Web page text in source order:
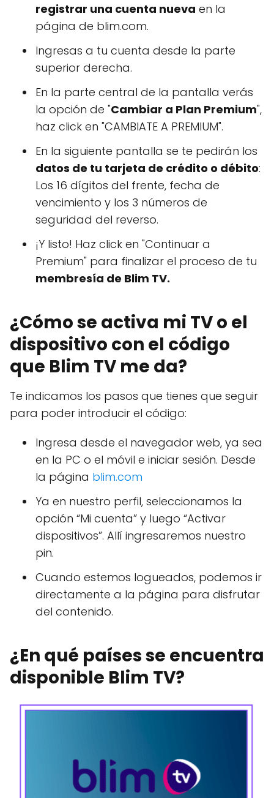
registrar una cuenta nueva en la
página de blim.com.
Ingresas a tu cuenta desde la parte
superior derecha.
En la parte central de la pantalla verás
la opción de "Cambiar a Plan Premium",
haz click en "CAMBIATE A PREMIUM".
En la siguiente pantalla se te pedirán los
datos de tu tarjeta de crédito o débito:
Los 16 dígitos del frente, fecha de
vencimiento y los 3 números de
seguridad del reverso.
¡Y listo! Haz click en "Continuar a
Premium" para finalizar el proceso de tu
membresía de Blim TV.
¿Cómo se activa mi TV o el
dispositivo con el código
que Blim TV me da?
Te indicamos los pasos que tienes que seguir
para poder introducir el código:
Ingresa desde el navegador web, ya sea
en la PC o el móvil e iniciar sesión. Desde
la página blim.com
Ya en nuestro perfil, seleccionamos la
opción “Mi cuenta” y luego “Activar
dispositivos”. Allí ingresaremos nuestro
pin.
Cuando estemos logueados, podemos ir
directamente a la página para disfrutar
del contenido.
¿En qué países se encuentra
disponible Blim TV?